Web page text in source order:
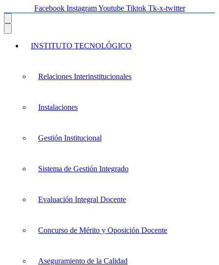
Facebook Instagram Youtube Tiktok Tk-x-twitter
INSTITUTO TECNOLÓGICO
Relaciones Interinstitucionales
Instalaciones
Gestión Institucional
Sistema de Gestión Integrado
Evaluación Integral Docente
Concurso de Mérito y Oposición Docente
Aseguramiento de la Calidad